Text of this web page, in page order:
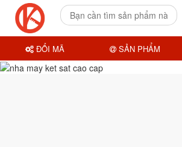
ĐỔI MÃ SẢN PHẨM